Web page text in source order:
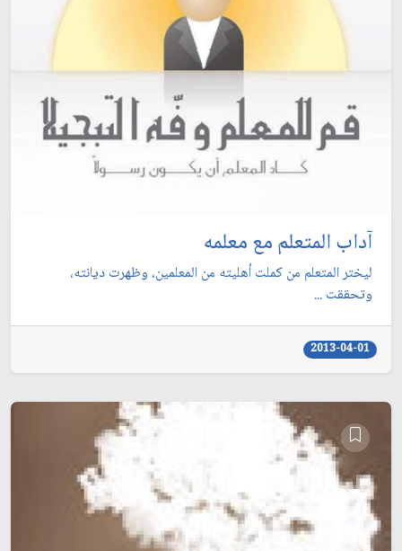
آداب المتعلم مع معلمه‏
ليختر المتعلم من كملت أهليته من المعلمين، وظهرت ديانته،
وتحققت ...
2013-04-01